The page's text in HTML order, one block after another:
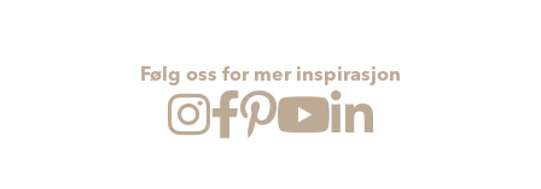
Følg oss for mer inspirasjon